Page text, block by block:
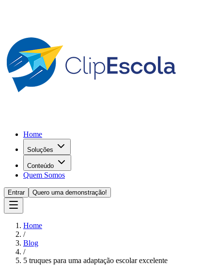
Home
Soluções
Conteúdo
Quem Somos
Entrar Quero uma demonstração!
Home
/
Blog
/
5 truques para uma adaptação escolar excelente